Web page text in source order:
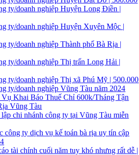
ty/doanh nghiệp Huyện Long Điền |
ty/doanh nghiệp Huyện Xuyên Mộc |
ty/doanh nghiệp Thành phố Bà Rịa |
ty/doanh nghiệp Thị trấn Long Hải |
ty/doanh nghiệp Thị xã Phú Mỹ | 500.000
ty/doanh nghiệp Vũng Tàu năm 2024
Khai Báo Thuế Chỉ 600k/Tháng Tận
Vũng Tàu
chi nhánh công ty tại Vũng Tàu miễn
công ty dịch vụ kế toán bà rịa uy tín cập
tài chính cuối năm tuy khó nhưng rất dễ |